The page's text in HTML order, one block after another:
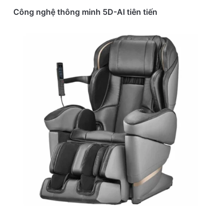
Công nghệ thông minh 5D-AI tiên tiến